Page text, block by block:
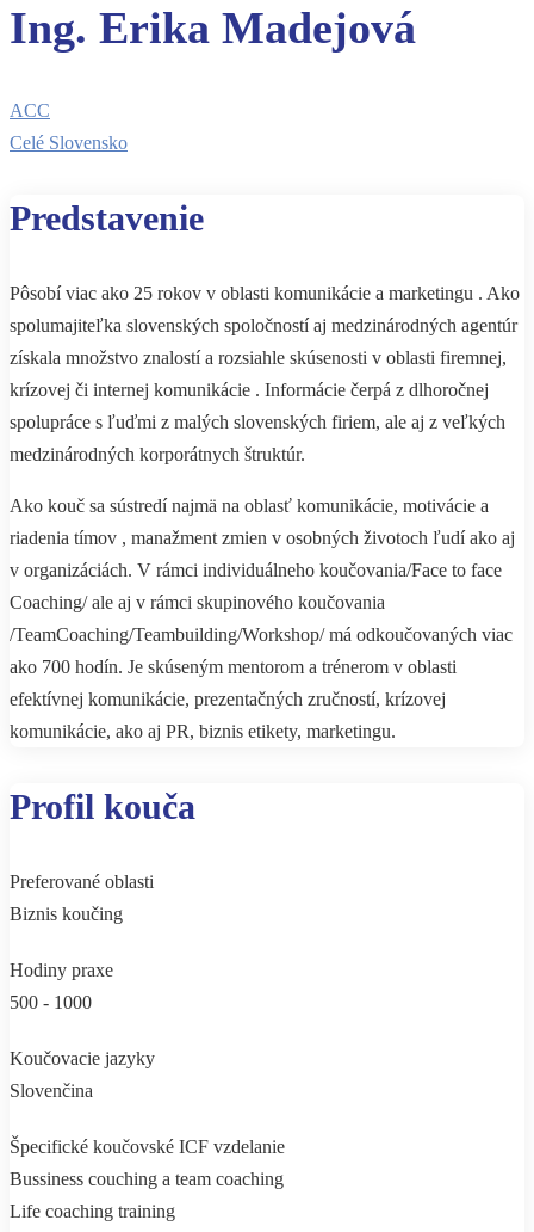
Ing. Erika Madejová
ACC
Celé Slovensko
Predstavenie
Pôsobí viac ako 25 rokov v oblasti komunikácie a marketingu . Ako
spolumajiteľka slovenských spoločností aj medzinárodných agentúr
získala množstvo znalostí a rozsiahle skúsenosti v oblasti firemnej,
krízovej či internej komunikácie . Informácie čerpá z dlhoročnej
spolupráce s ľuďmi z malých slovenských firiem, ale aj z veľkých
medzinárodných korporátnych štruktúr.
Ako kouč sa sústredí najmä na oblasť komunikácie, motivácie a
riadenia tímov , manažment zmien v osobných životoch ľudí ako aj
v organizáciách. V rámci individuálneho koučovania/Face to face
Coaching/ ale aj v rámci skupinového koučovania
/TeamCoaching/Teambuilding/Workshop/ má odkoučovaných viac
ako 700 hodín. Je skúseným mentorom a trénerom v oblasti
efektívnej komunikácie, prezentačných zručností, krízovej
komunikácie, ako aj PR, biznis etikety, marketingu.
Profil kouča
Preferované oblasti
Biznis koučing
Hodiny praxe
500 - 1000
Koučovacie jazyky
Slovenčina
Špecifické koučovské ICF vzdelanie
Bussiness couching a team coaching
Life coaching training